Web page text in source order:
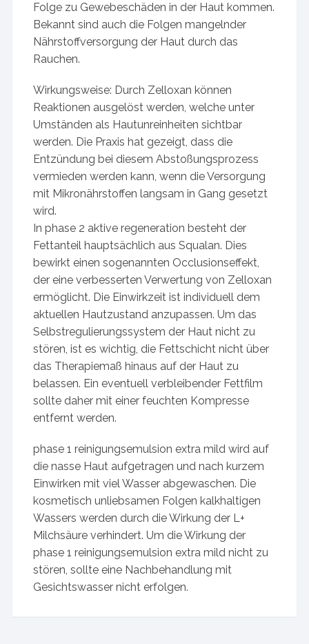
Folge zu Gewebeschäden in der Haut kommen.
Bekannt sind auch die Folgen mangelnder
Nährstoffversorgung der Haut durch das
Rauchen.
Wirkungsweise: Durch Zelloxan können
Reaktionen ausgelöst werden, welche unter
Umständen als Hautunreinheiten sichtbar
werden. Die Praxis hat gezeigt, dass die
Entzündung bei diesem Abstoßungsprozess
vermieden werden kann, wenn die Versorgung
mit Mikronährstoffen langsam in Gang gesetzt
wird.
In phase 2 aktive regeneration besteht der
Fettanteil hauptsächlich aus Squalan. Dies
bewirkt einen sogenannten Occlusionseffekt,
der eine verbesserten Verwertung von Zelloxan
ermöglicht. Die Einwirkzeit ist individuell dem
aktuellen Hautzustand anzupassen. Um das
Selbstregulierungssystem der Haut nicht zu
stören, ist es wichtig, die Fettschicht nicht über
das Therapiemaß hinaus auf der Haut zu
belassen. Ein eventuell verbleibender Fettfilm
sollte daher mit einer feuchten Kompresse
entfernt werden.
phase 1 reinigungsemulsion extra mild wird auf
die nasse Haut aufgetragen und nach kurzem
Einwirken mit viel Wasser abgewaschen. Die
kosmetisch unliebsamen Folgen kalkhaltigen
Wassers werden durch die Wirkung der L+
Milchsäure verhindert. Um die Wirkung der
phase 1 reinigungsemulsion extra mild nicht zu
stören, sollte eine Nachbehandlung mit
Gesichtswasser nicht erfolgen.